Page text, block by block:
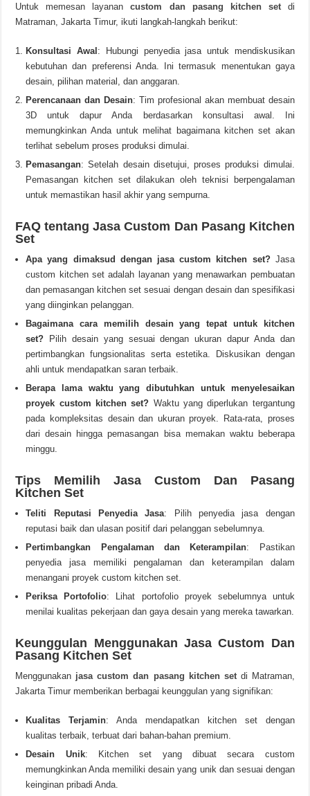
Untuk memesan layanan custom dan pasang kitchen setdi
Matraman, Jakarta Timur, ikuti langkah-langkah berikut:
Konsultasi Awal : Hubungi penyedia jasa untuk mendiskusikan
kebutuhan dan preferensi Anda. Ini termasuk menentukan gaya
desain, pilihan material, dan anggaran.
Perencanaan dan Desain: Tim profesional akan membuat desain
3D untuk dapur Anda berdasarkan konsultasi awal. Ini
memungkinkan Anda untuk melihat bagaimana kitchen set akan
terlihat sebelum proses produksi dimulai.
Pemasangan: Setelah desain disetujui, proses produksi dimulai.
Pemasangan kitchen set dilakukan oleh teknisi berpengalaman
untuk memastikan hasil akhir yang sempurna.
FAQ tentang Jasa Custom Dan Pasang Kitchen
Set
Apa yang dimaksud dengan jasa custom kitchen set?Jasa
custom kitchen set adalah layanan yang menawarkan pembuatan
dan pemasangan kitchen set sesuai dengan desain dan spesifikasi
yang diinginkan pelanggan.
Bagaimana cara memilih desain yang tepat untuk kitchen
set? Pilih desain yang sesuai dengan ukuran dapur Anda dan
pertimbangkan fungsionalitas serta estetika. Diskusikan dengan
ahli untuk mendapatkan saran terbaik.
Berapa lama waktu yang dibutuhkan untuk menyelesaikan
proyek custom kitchen set? Waktu yang diperlukan tergantung
pada kompleksitas desain dan ukuran proyek. Rata-rata, proses
dari desain hingga pemasangan bisa memakan waktu beberapa
minggu.
Tips Memilih Jasa Custom Dan Pasang
Kitchen Set
Teliti Reputasi Penyedia Jasa: Pilih penyedia jasa dengan
reputasi baik dan ulasan positif dari pelanggan sebelumnya.
Pertimbangkan Pengalaman dan Keterampilan: Pastikan
penyedia jasa memiliki pengalaman dan keterampilan dalam
menangani proyek custom kitchen set.
Periksa Portofolio: Lihat portofolio proyek sebelumnya untuk
menilai kualitas pekerjaan dan gaya desain yang mereka tawarkan.
Keunggulan Menggunakan Jasa Custom Dan
Pasang Kitchen Set
Menggunakan jasa custom dan pasang kitchen set di Matraman,
Jakarta Timur memberikan berbagai keunggulan yang signifikan:
Kualitas Terjamin: Anda mendapatkan kitchen set dengan
kualitas terbaik, terbuat dari bahan-bahan premium.
Desain Unik: Kitchen set yang dibuat secara custom
memungkinkan Anda memiliki desain yang unik dan sesuai dengan
keinginan pribadi Anda.